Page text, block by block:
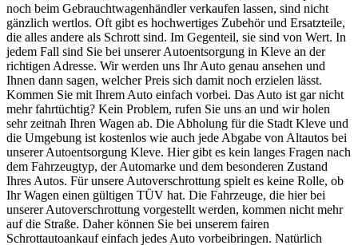
noch beim Gebrauchtwagenhändler verkaufen lassen, sind nicht
gänzlich wertlos. Oft gibt es hochwertiges Zubehör und Ersatzteile,
die alles andere als Schrott sind. Im Gegenteil, sie sind von Wert. In
jedem Fall sind Sie bei unserer Autoentsorgung in Kleve an der
richtigen Adresse. Wir werden uns Ihr Auto genau ansehen und
Ihnen dann sagen, welcher Preis sich damit noch erzielen lässt.
Kommen Sie mit Ihrem Auto einfach vorbei. Das Auto ist gar nicht
mehr fahrtüchtig? Kein Problem, rufen Sie uns an und wir holen
sehr zeitnah Ihren Wagen ab. Die Abholung für die Stadt Kleve und
die Umgebung ist kostenlos wie auch jede Abgabe von Altautos bei
unserer Autoentsorgung Kleve. Hier gibt es kein langes Fragen nach
dem Fahrzeugtyp, der Automarke und dem besonderen Zustand
Ihres Autos. Für unsere Autoverschrottung spielt es keine Rolle, ob
Ihr Wagen einen gültigen TÜV hat. Die Fahrzeuge, die hier bei
unserer Autoverschrottung vorgestellt werden, kommen nicht mehr
auf die Straße. Daher können Sie bei unserem fairen
Schrottautoankauf einfach jedes Auto vorbeibringen. Natürlich